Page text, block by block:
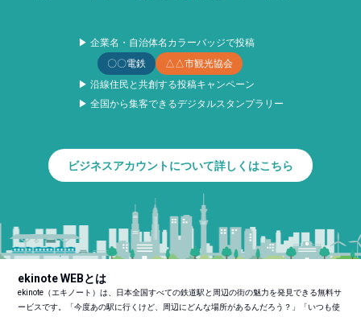
▶ 企業名・自治体名カラーバッジで投稿
〇〇電鉄
△△市観光協会
▶ 沿線住民と共創する投稿キャンペーン
▶ 全国から集客できるデジタルスタンプラリー
ビジネスアカウントについて詳しくはこちら
ekinote WEBとは
ekinote（エキノート）は、日本全国すべての鉄道駅と周辺の街の魅力を発見できる無料サ
ービスです。「今度あの駅に行くけど、周辺にどんな場所があるんだろう？」「いつも使